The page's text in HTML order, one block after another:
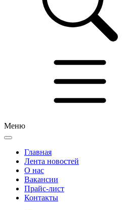
Меню
Главная
Лента новостей
О нас
Вакансии
Прайс-лист
Контакты